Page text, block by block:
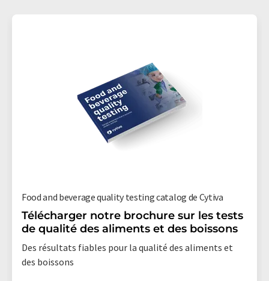
Food and beverage quality testing catalog de Cytiva
Télécharger notre brochure sur les tests
de qualité des aliments et des boissons
Des résultats fiables pour la qualité des aliments et
des boissons